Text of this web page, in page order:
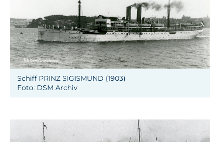
Schiff PRINZ SIGISMUND (1903)
Foto: DSM Archiv